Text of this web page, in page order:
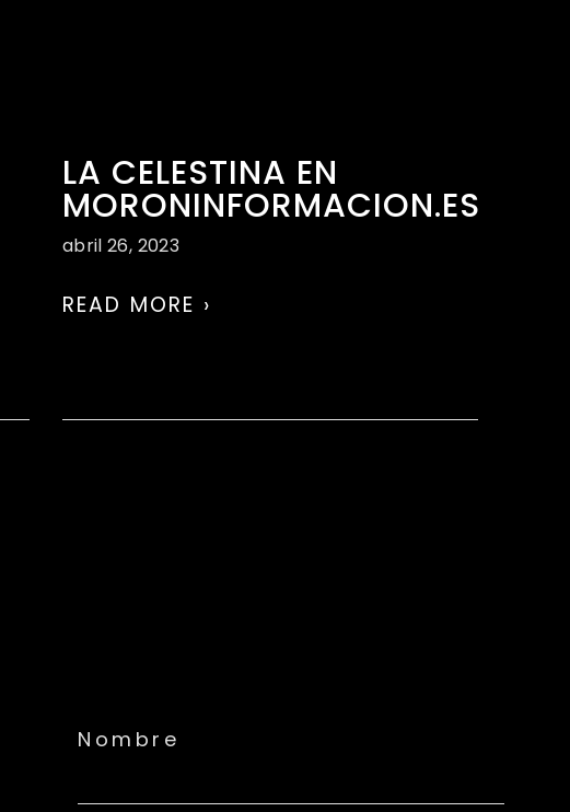
LA CELESTINA EN
MORONINFORMACION.ES
abril 26, 2023
READ MORE ›
Nombre